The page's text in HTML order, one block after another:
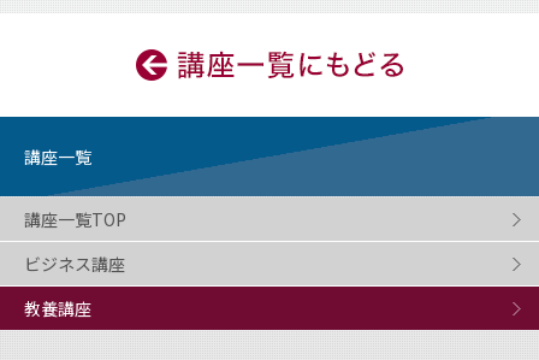
講座一覧
講座一覧TOP
ビジネス講座
教養講座